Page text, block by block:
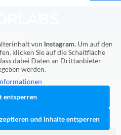
von Instagram. Um auf den
klicken Sie auf die Schaltfläche
dabei Daten an Drittanbieter
werden.
entsperren
und Inhalte entsperren